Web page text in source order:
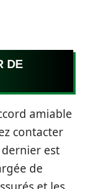
DE
amiable
contacter
dernier est
de